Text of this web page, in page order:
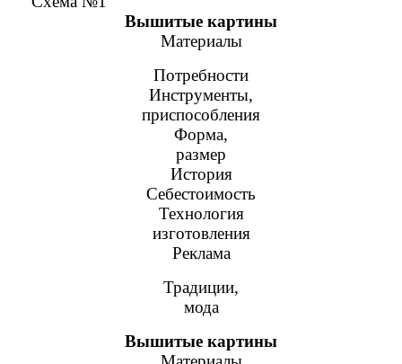
Вышитые картины
Материалы
Потребности
Инструменты,
приспособления
Форма,
размер
История
Себестоимость
Технология
изготовления
Реклама
Традиции,
мода
Вышитые картины